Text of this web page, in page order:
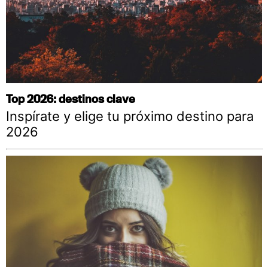
Top 2026: destinos clave
Inspírate y elige tu próximo destino para
2026